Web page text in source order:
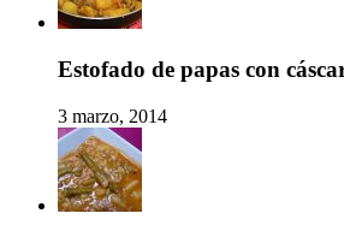
Estofado de papas con
3 marzo, 2014